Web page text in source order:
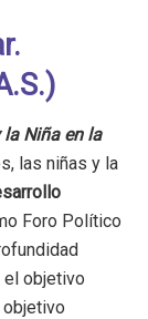
Niña en la
las niñas y la
Foro Político
el objetivo
objetivo